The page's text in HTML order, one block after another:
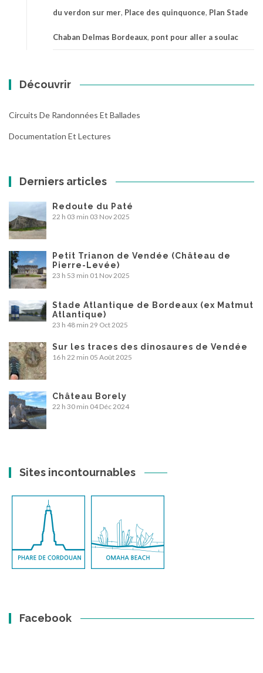
du verdon sur mer, Place des quinquonce, Plan Stade
Chaban Delmas Bordeaux, pont pour aller a soulac
Découvrir
Circuits De Randonnées Et Ballades
Documentation Et Lectures
Derniers articles
Redoute du Paté
22 h 03 min 03 Nov 2025
Petit Trianon de Vendée (Château de
Pierre-Levée)
23 h 53 min 01 Nov 2025
Stade Atlantique de Bordeaux (ex Matmut
Atlantique)
23 h 48 min 29 Oct 2025
Sur les traces des dinosaures de Vendée
16 h 22 min 05 Août 2025
Château Borely
22 h 30 min 04 Déc 2024
Sites incontournables
Facebook